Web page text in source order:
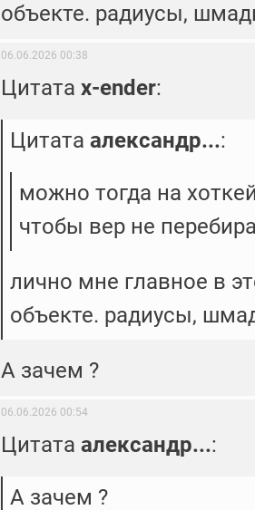
объекте. радиусы,
06.06.2026 00:38
Цитата x-ender:
Цитата александр...:
можно тогда на
чтобы вер не
лично мне главное в
объекте. радиусы,
А зачем ?
06.06.2026 00:54
Цитата александр...:
А зачем ?